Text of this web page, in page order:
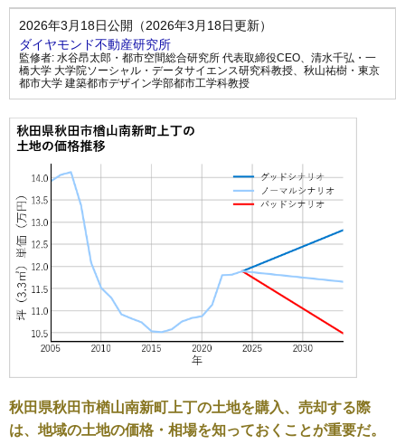
2026年3月18日公開（2026年3月18日更新）
ダイヤモンド不動産研究所
監修者: 水谷昂太郎・都市空間総合研究所 代表取締役CEO、 清水千弘・一
橋大学 大学院ソーシャル・データサイエンス研究科教授、 秋山祐樹・東京
都市大学 建築都市デザイン学部都市工学科教授
秋田県秋田市楢山南新町上丁の土地を購入、売却する際
は、地域の土地の価格・相場を知っておくことが重要だ。